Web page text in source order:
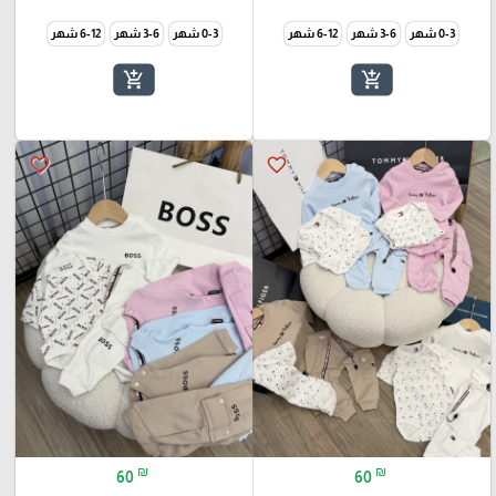
0-3 شهر 3-6 شهر 6-12 شهر
add_shopping_cart
0-3 شهر 3-6 شهر 6-12 شهر
add_shopping_cart
favorite_border
60 ₪
favorite_border
60 ₪